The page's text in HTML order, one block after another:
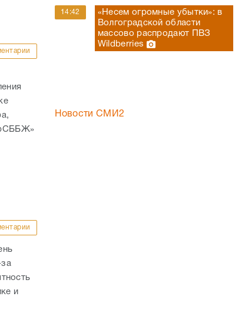
и
14:42
«Несем огромные убытки»: в
Волгоградской области
массово распродают ПВЗ
Wildberries
Новости СМИ2